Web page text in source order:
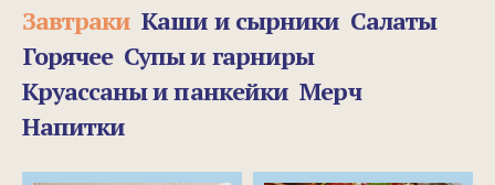
Завтраки Каши и сырники Салаты
Горячее Супы и гарниры
Круассаны и панкейки Мерч
Напитки